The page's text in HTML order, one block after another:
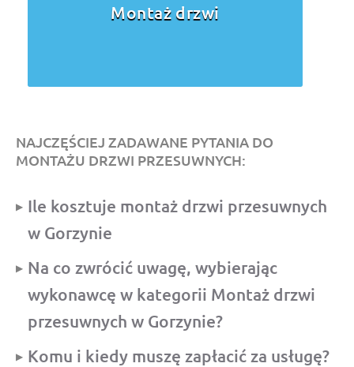
Montaż drzwi
NAJCZĘŚCIEJ ZADAWANE PYTANIA DO
MONTAŻU DRZWI PRZESUWNYCH:
Ile kosztuje montaż drzwi przesuwnych
w Gorzynie
Na co zwrócić uwagę, wybierając
wykonawcę w kategorii Montaż drzwi
przesuwnych w Gorzynie?
Komu i kiedy muszę zapłacić za usługę?